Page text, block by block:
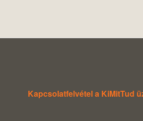
Kapcsolatfelvétel a KiMitTud